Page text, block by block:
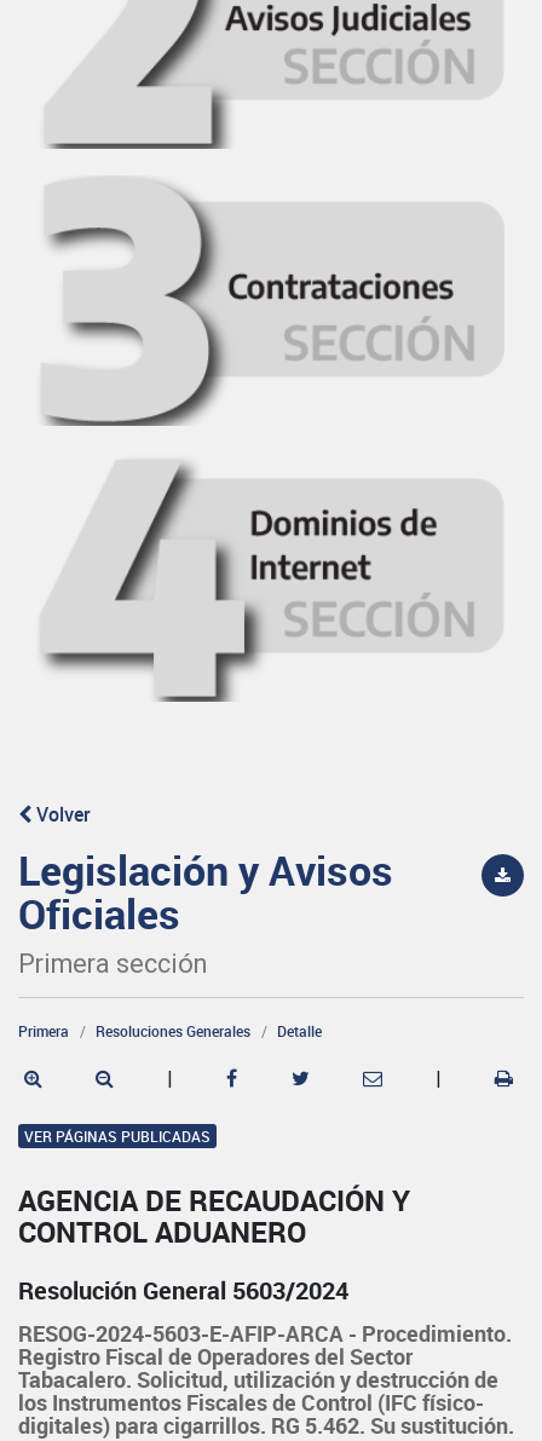
Volver
Legislación y Avisos
Oficiales
Primera sección
Primera Resoluciones Generales Detalle
| |
VER PÁGINAS PUBLICADAS
AGENCIA DE RECAUDACIÓN Y
CONTROL ADUANERO
Resolución General 5603/2024
RESOG-2024-5603-E-AFIP-ARCA - Procedimiento.
Registro Fiscal de Operadores del Sector
Tabacalero. Solicitud, utilización y destrucción de
los Instrumentos Fiscales de Control (IFC físico-
digitales) para cigarrillos. RG 5.462. Su sustitución.